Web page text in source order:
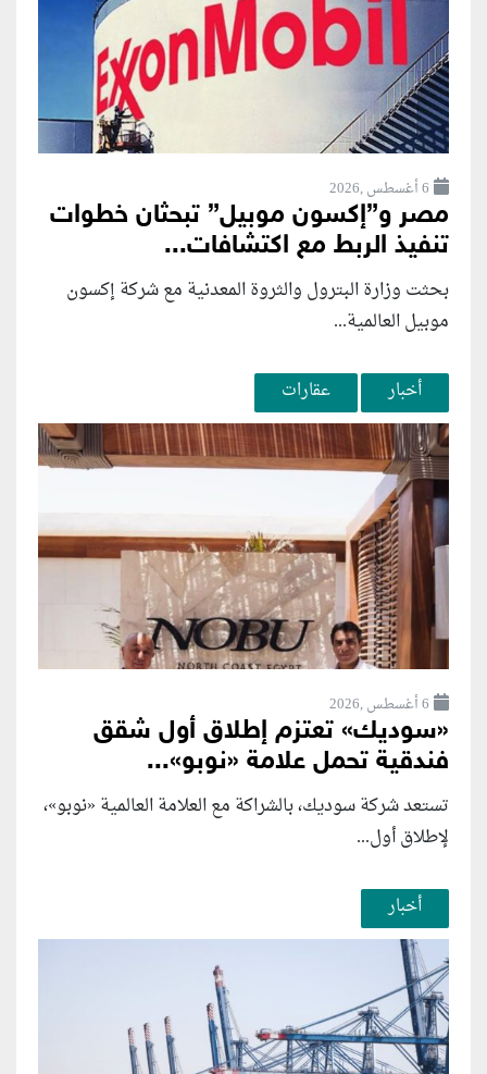
6 أغسطس ,2026
مصر و”إكسون موبيل” تبحثان خطوات
تنفيذ الربط مع اكتشافات...
بحثت وزارة البترول والثروة المعدنية مع شركة إكسون
موبيل العالمية...
أخبار عقارات
6 أغسطس ,2026
«سوديك» تعتزم إطلاق أول شقق
فندقية تحمل علامة «نوبو»...
تستعد شركة سوديك، بالشراكة مع العلامة العالمية «نوبو»،
لإطلاق أول...
أخبار